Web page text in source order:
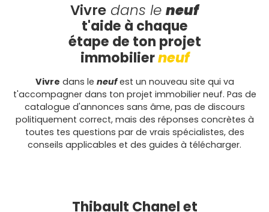
Vivre dans le neuf
t'aide à chaque
étape de ton projet
immobilierneuf
Vivre dans le neufest un nouveau site qui va
t'accompagner dans ton projet immobilier neuf. Pas de
catalogue d'annonces sans âme, pas de discours
politiquement correct, mais des réponses concrètes à
toutes tes questions par de vrais spécialistes, des
conseils applicables et des guides à télécharger.
Thibault Chanel et